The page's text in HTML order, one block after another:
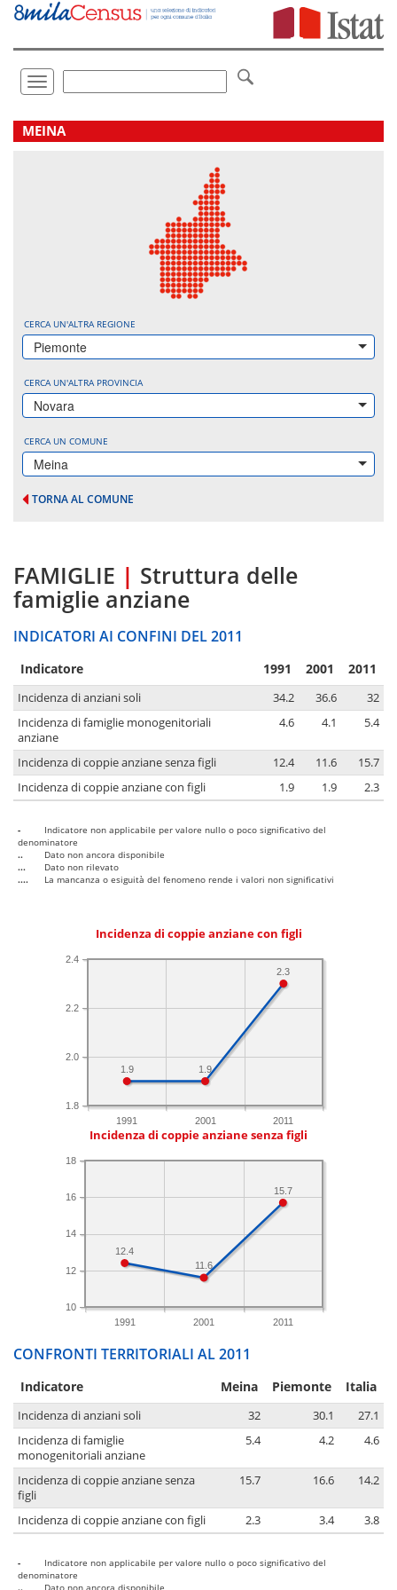
Vai
direttamente
Toggle
navigation
.
MEINA
CERCA UN'ALTRA REGIONE
Piemonte
CERCA UN'ALTRA PROVINCIA
Novara
CERCA UN COMUNE
Meina
TORNA AL COMUNE
FAMIGLIE | Struttura delle
famiglie anziane
INDICATORI AI CONFINI DEL 2011
Indicatore 1991 2001 2011
Incidenza di anziani soli 34.2 36.6
32
Incidenza di famiglie monogenitoriali
anziane
4.6 4.1 5.4
Incidenza di coppie anziane senza figli 12.4 11.6
15.7
Incidenza di coppie anziane con figli
1.9 1.9 2.3
-
Indicatore non applicabile per valore nullo o poco significativo del
denominatore
..
Dato non ancora disponibile
...
Dato non rilevato
....
La mancanza o esiguità del fenomeno rende i valori non significativi
Incidenza di coppie anziane con figli
1991 2001 2011
1.8
2.0
2.2
2.4
2.3
1.9
1.9
Incidenza di coppie anziane senza figli
1991 2001 2011
10
12
14
16
18
15.7
11.6
12.4
CONFRONTI TERRITORIALI AL 2011
Indicatore Meina Piemonte Italia
Incidenza di anziani soli 32 30.1
27.1
Incidenza di famiglie
monogenitoriali anziane
5.4 4.2 4.6
Incidenza di coppie anziane senza
figli
15.7 16.6 14.2
Incidenza di coppie anziane con figli 2.3 3.4 3.8
-
Indicatore non applicabile per valore nullo o poco significativo del
denominatore